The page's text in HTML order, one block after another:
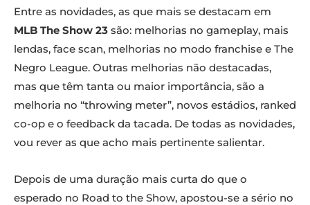
Entre as novidades, as que mais se destacam em
MLB The Show 23 são: melhorias no gameplay, mais
lendas, face scan, melhorias no modo franchise e The
Negro League. Outras melhorias não destacadas,
mas que têm tanta ou maior importância, são a
melhoria no “throwing meter”, novos estádios, ranked
co-op e o feedback da tacada. De todas as novidades,
vou rever as que acho mais pertinente salientar.
Depois de uma duração mais curta do que o
esperado no Road to the Show, apostou-se a sério no